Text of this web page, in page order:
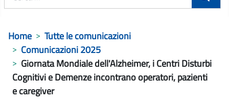
Home
Tutte le comunicazioni
Comunicazioni 2025
Giornata Mondiale dell'Alzheimer, i Centri Disturbi
Cognitivi e Demenze incontrano operatori, pazienti
e caregiver